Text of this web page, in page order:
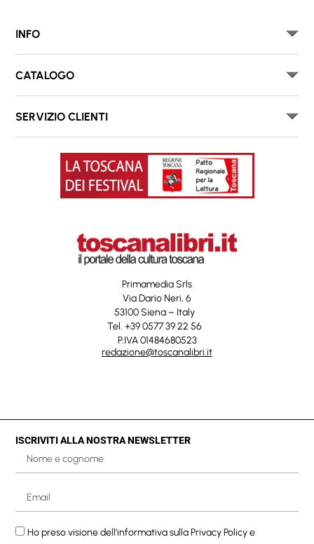
INFO
CATALOGO
SERVIZIO CLIENTI
Primamedia Srls
Via Dario Neri, 6
53100 Siena – Italy
Tel. +39 0577 39 22 56
P.IVA 01484680523
redazione@toscanalibri.it
ISCRIVITI ALLA NOSTRA NEWSLETTER
Ho preso visione dell'informativa sullaPrivacy Policye